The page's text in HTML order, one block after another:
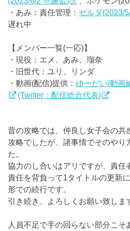
・あみ：責任管理： ゼルダ(2023/
遅れ中
【メンバー一覧(一応)】
・現役：エメ、あみ、瑠奈
・旧世代：ユリ、リンダ
・動画(配信)提供： ゆーだい(動画
(Twitter：配信総合代表)
昔の攻略では、仲良し女子会の共
攻略でしたが、諸事情でそのやり
た。
協力のし合いはアリですが、責任
責任を背負って1タイトルの更新
形での続行です。
引き続き、よろしくお願い致しま
人員不足で手の回らない部分こそ